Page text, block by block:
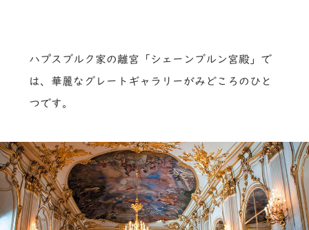
ハプスブルク家の離宮「シェーンブルン宮殿」で
は、華麗なグレートギャラリーがみどころのひと
つです。